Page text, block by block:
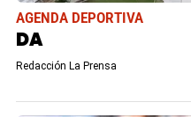
AGENDA DEPORTIVA
DA
Redacción La Prensa